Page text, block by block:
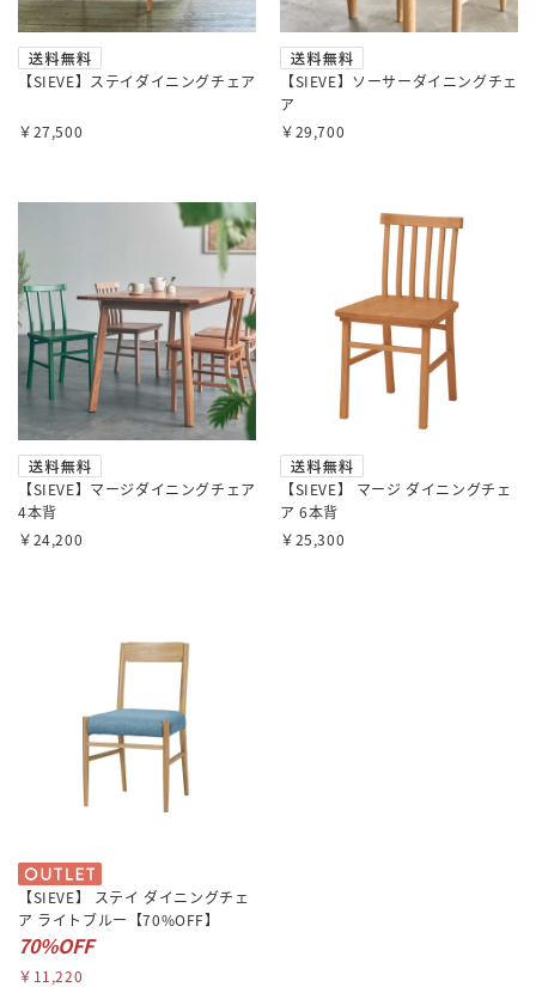
【SIEVE】ステイダイニングチェア
￥27,500
【SIEVE】ソーサーダイニングチェ
ア
￥29,700
【SIEVE】マージダイニングチェア
4本背
￥24,200
【SIEVE】 マージ ダイニングチェ
ア 6本背
￥25,300
【SIEVE】 ステイ ダイニングチェ
ア ライトブルー【70%OFF】
70%OFF
￥11,220